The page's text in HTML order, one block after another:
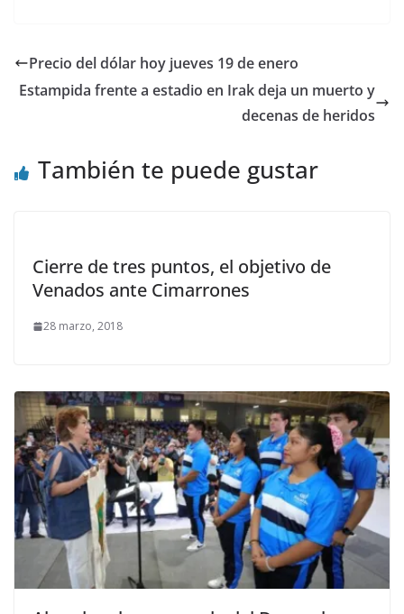
Precio del dólar hoy jueves 19 de enero
Estampida frente a estadio en Irak deja un muerto y
decenas de heridos
También te puede gustar
Cierre de tres puntos, el objetivo de
Venados ante Cimarrones
28 marzo, 2018